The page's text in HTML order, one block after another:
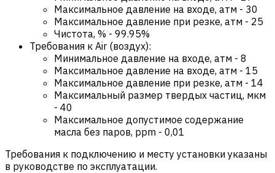
Максимальное давление на входе, атм - 30
Максимальное давление при резке, атм - 25
Чистота, % - 99.95%
Требования к Air (воздух):
Минимальное давление на входе, атм - 8
Максимальное давление на входе, атм - 15
Максимальное давление при резке, атм - 14
Максимальный размер твердых частиц, мкм
- 40
Максимальное допустимое содержание
масла без паров, ppm - 0,01
Требования к подключению и месту установки указаны
в руководстве по эксплуатации.